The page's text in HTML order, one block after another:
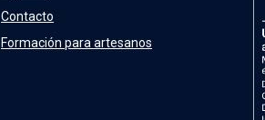
Contacto
Formación para artesanos